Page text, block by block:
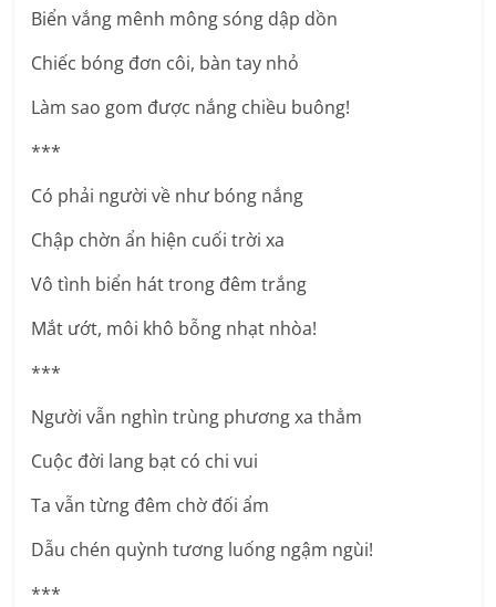
Biển vắng mênh mông sóng dập dồn
Chiếc bóng đơn côi, bàn tay nhỏ
Làm sao gom được nắng chiều buông!
***
Có phải người về như bóng nắng
Chập chờn ẩn hiện cuối trời xa
Vô tình biển hát trong đêm trắng
Mắt ướt, môi khô bỗng nhạt nhòa!
***
Người vẫn nghìn trùng phương xa thẳm
Cuộc đời lang bạt có chi vui
Ta vẫn từng đêm chờ đối ẩm
Dẫu chén quỳnh tương luống ngậm ngùi!
***